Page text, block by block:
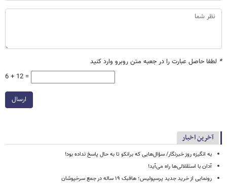
* لطفا حاصل عبارت را در جعبه متن روبرو وارد کنید
6 + 12 =
ارسال
آخرین اخبار
به انگیزه روز خبرنگار/ سؤال‌هایی که برانکو تا به حال پاسخ نداده بود!
آدان با استقلالی‌ها راه می‌آید!
رونمایی از خرید جدید پرسپولیس؛ هافبک ۱۹ ساله در جمع سرخپوشان